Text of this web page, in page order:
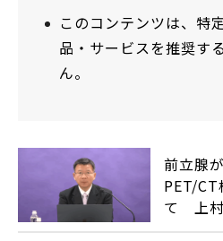
このコンテンツは、特
品・サービスを推奨す
ん。
前立腺
PET/CT
て 上